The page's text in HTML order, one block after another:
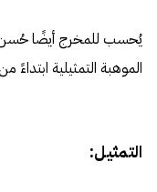
يُحسب للمخرج أيضًا حُسن
الموهبة التمثيلية ابتداءً
التمثيل: